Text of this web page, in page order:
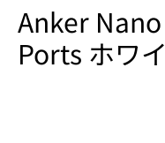
Anker
Ports ホワ